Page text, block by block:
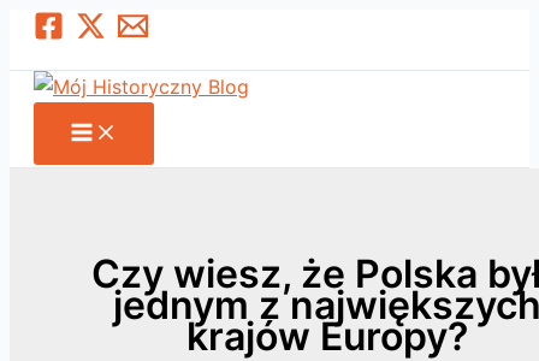
Przejdź
treści
Czy wiesz, że Polska
jednym z
krajów Europy?